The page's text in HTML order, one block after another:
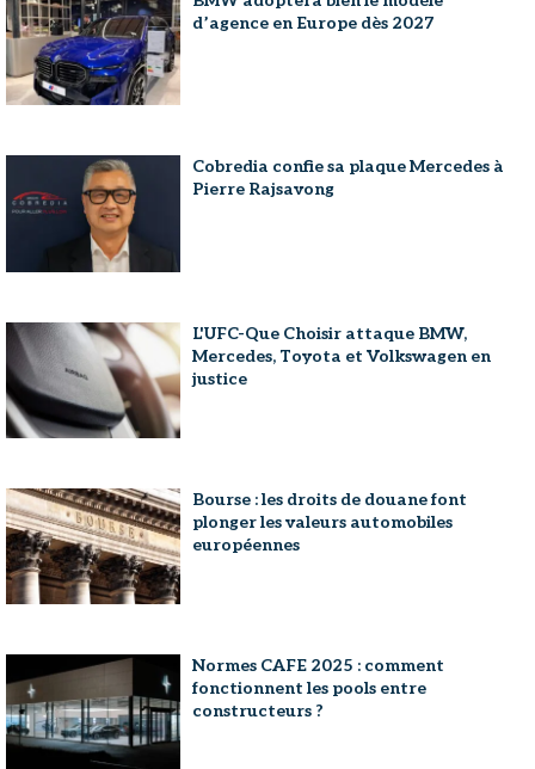
d’agence en Europe dès 2027
Cobredia confie sa plaque Mercedes à
Pierre Rajsavong
L'UFC-Que Choisir attaque BMW,
Mercedes, Toyota et Volkswagen en
justice
Bourse : les droits de douane font
plonger les valeurs automobiles
européennes
Normes CAFE 2025 : comment
fonctionnent les pools entre
constructeurs ?